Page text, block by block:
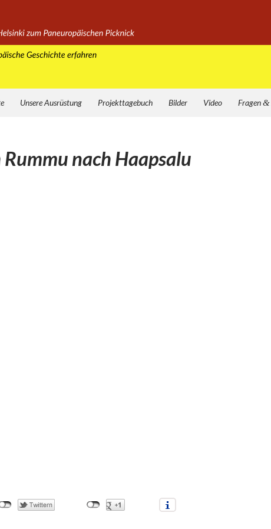
Unsere Ausrüstung Projekttagebuch Bilder Video Fragen&
nach Haapsalu